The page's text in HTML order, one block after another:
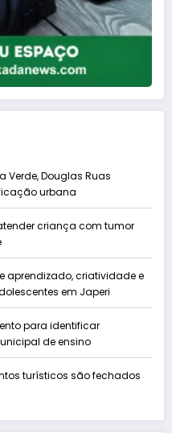
Verde, Douglas Ruas
urbana
criança com tumor
aprendizado, criatividade e
em Japeri
para identificar
de ensino
turísticos são fechados